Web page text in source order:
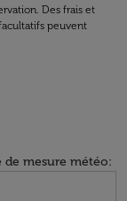
Des frais et
peuvent
de mesure météo: